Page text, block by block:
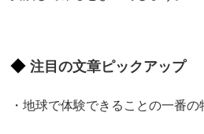
注目の文章ピックアップ
・地球で体験できることの一番の